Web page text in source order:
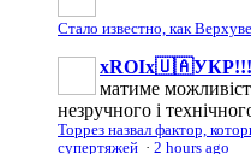
Стало известно, как
xROIx🇺🇦УКР!!!
матиме
незручного і
Торрез назвал фактор,
супертяжей · 2 hours ago